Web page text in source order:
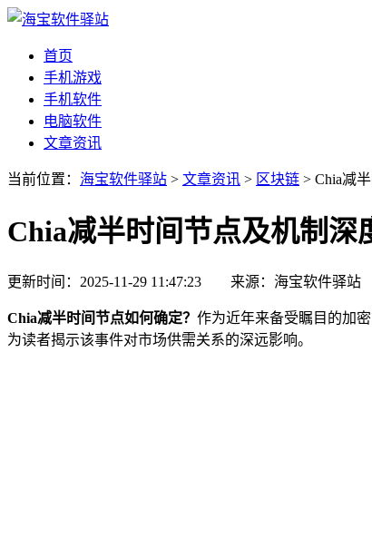
首页
手机游戏
手机软件
电脑软件
文章资讯
当前位置： 海宝软件驿站 > 文章资讯 > 区块链 > Chia减
Chia减半时间节点及机制深
更新时间：2025-11-29 11:47:23 来源：海宝软件驿站
Chia减半时间节点如何确定？ 作为近年来备受瞩目的加
为读者揭示该事件对市场供需关系的深远影响。